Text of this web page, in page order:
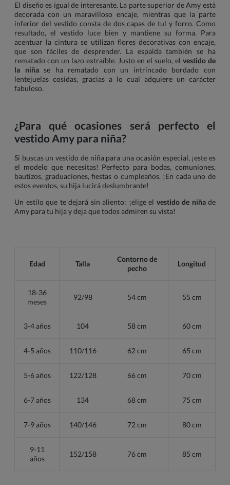
El diseño es igual de interesante. La parte superior de Amy está
decorada con un maravilloso encaje, mientras que la parte
inferior del vestido consta de dos capas de tul y forro. Como
resultado, el vestido luce bien y mantiene su forma. Para
acentuar la cintura se utilizan flores decorativas con encaje,
que son fáciles de desprender. La espalda también se ha
rematado con un lazo extraíble. Justo en el suelo, el vestido de
la niñase ha rematado con un intrincado bordado con
lentejuelas cosidas, gracias a lo cual adquiere un carácter
fabuloso.
¿Para qué ocasiones será perfecto el
vestido Amy para niña?
Si buscas un vestido de niña para una ocasión especial, ¡este es
el modelo que necesitas! Perfecto para bodas, comuniones,
bautizos, graduaciones, fiestas o cumpleaños. ¡En cada uno de
estos eventos, su hija lucirá deslumbrante!
Un estilo que te dejará sin aliento: ¡elige el vestido de niñade
Amy para tu hija y deja que todos admiren su vista!
Edad Talla
Contorno de
pecho
Longitud
18-36
meses
92/98 54 cm 55 cm
3-4 años 104 58 cm 60 cm
4-5 años 110/116 62 cm 65 cm
5-6 años 122/128 66 cm 70 cm
6-7 años 134 68 cm 75 cm
7-9 años 140/146 72 cm 80 cm
9-11
años
152/158 76 cm 85 cm